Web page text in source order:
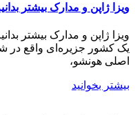
ویزا ژاپن و مدارک بیشتر
ویزا ژاپن و مدارک بیشتر
یک کشور جزیره‌ای واقع در
اصلی هونشو،
بیشتر بخوانید